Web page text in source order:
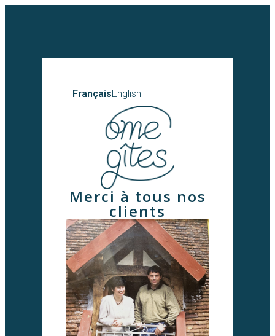
FrançaisEnglish
Merci à tous nos
clients